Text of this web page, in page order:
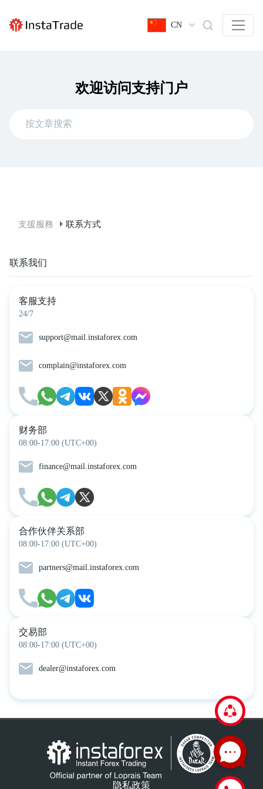
CN
欢迎访问支持门户
支援服務 联系方式
联系我们
客服支持
24/7
support@mail.instaforex.com
complain@instaforex.com
财务部
08:00-17:00 (UTC+00)
finance@mail.instaforex.com
合作伙伴关系部
08:00-17:00 (UTC+00)
partners@mail.instaforex.com
交易部
08:00-17:00 (UTC+00)
dealer@instaforex.com
隐私政策